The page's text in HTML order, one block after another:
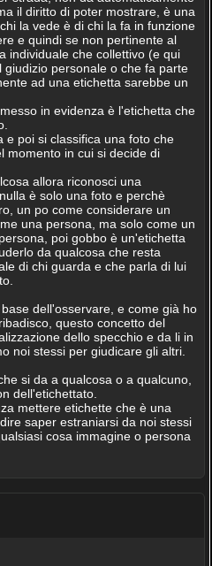
il diritto di poter mostrare, è una
la vede è di chi la fa in funzione
e quindi se non pertinente al
individuale che collettivo (e qui
personale o che fa parte
ad una etichetta sarebbe un
in evidenza è l'etichetta che
e poi si classifica una foto che
momento in cui si decide di
allora riconosci una
è solo una foto e perchè
un po come considerare un
una persona, ma solo come un
poi gobbo è un'etichetta
da qualcosa che resta
di chi guarda e che parla di lui
dell'osservare, e come già ho
questo concetto del
dello specchio e da li in
noi stessi per giudicare gli altri.
si da a qualcosa o a qualcuno,
dell'etichettato.
mettere etichette che è una
saper estraniarsi da noi stessi
cosa immagine o persona